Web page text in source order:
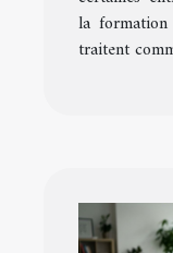
la
traitent